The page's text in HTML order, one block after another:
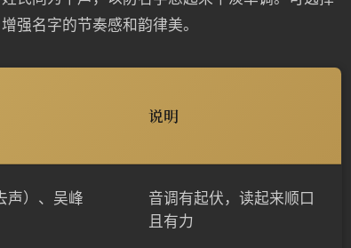
强名字的节奏感和韵律美。
说明
声）、吴峰
音调有起伏，读起来顺口
且有力